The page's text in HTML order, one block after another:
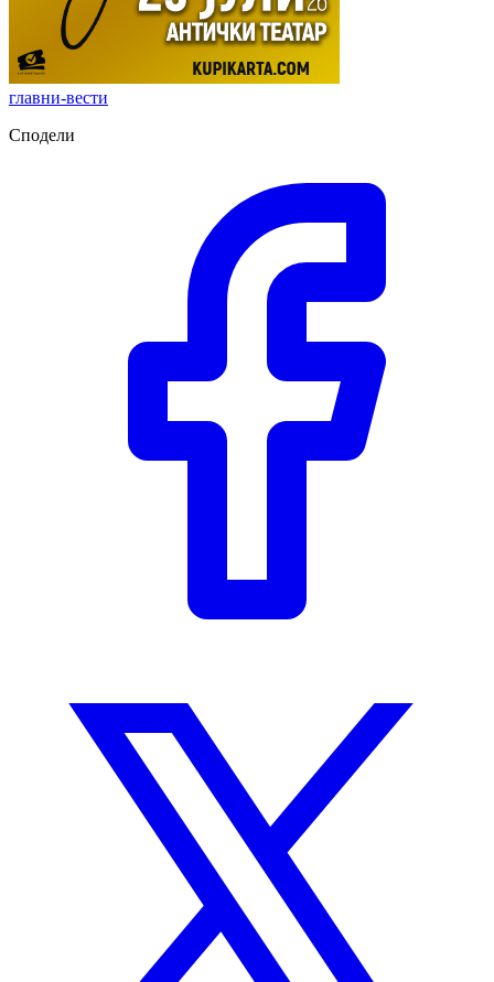
главни-вести
Сподели